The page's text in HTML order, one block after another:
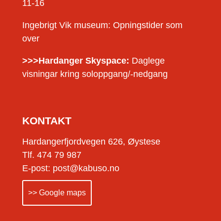
11-16
Ingebrigt Vik museum: Opningstider som
over
>>>Hardanger Skyspace: Daglege
visningar kring soloppgang/-nedgang
KONTAKT
Hardangerfjordvegen 626, Øystese
Tlf. 474 79 987
E-post: post@kabuso.no
>> Google maps